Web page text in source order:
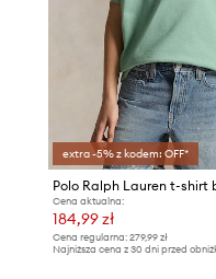
extra -5% z kodem: OFF*
Cena aktualna:
184,99 zł
Cena regularna: 279,99 zł
Najniższa cena z 30 dni przed